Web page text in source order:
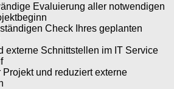
Evaluierung aller notwendigen
Check Ihres geplanten
externe Schnittstellen im IT Service
Projekt und reduziert externe